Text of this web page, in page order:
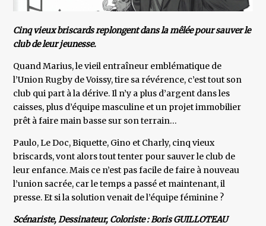
Cinq vieux briscards replongent dans la mêlée pour sauver le
club de leur jeunesse.
Quand Marius, le vieil entraîneur emblématique de
l’Union Rugby de Voissy, tire sa révérence, c’est tout son
club qui part à la dérive. Il n’y a plus d’argent dans les
caisses, plus d’équipe masculine et un projet immobilier
prêt à faire main basse sur son terrain…
Paulo, Le Doc, Biquette, Gino et Charly, cinq vieux
briscards, vont alors tout tenter pour sauver le club de
leur enfance. Mais ce n’est pas facile de faire à nouveau
l’union sacrée, car le temps a passé et maintenant, il
presse. Et si la solution venait de l’équipe féminine ?
Scénariste, Dessinateur, Coloriste : Boris GUILLOTEAU